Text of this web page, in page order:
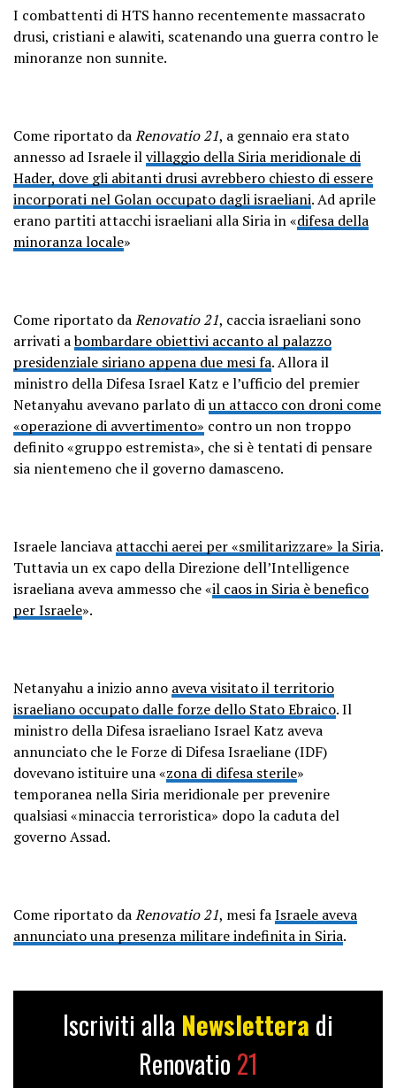
I combattenti di HTS hanno recentemente massacrato
drusi, cristiani e alawiti, scatenando una guerra contro le
minoranze non sunnite.
Come riportato daRenovatio 21, a gennaio era stato
annesso ad Israele ilvillaggio della Siria meridionale di
Hader, dove gli abitanti drusi avrebbero chiesto di essere
incorporati nel Golan occupato dagli israeliani. Ad aprile
erano partiti attacchi israeliani alla Siria in «difesa della
minoranza locale»
Come riportato daRenovatio 21, caccia israeliani sono
arrivati abombardare obiettivi accanto al palazzo
presidenziale siriano appena due mesi fa. Allora il
ministro della Difesa Israel Katz e l’ufficio del premier
Netanyahu avevano parlato diun attacco con droni come
«operazione di avvertimento» contro un non troppo
definito «gruppo estremista», che si è tentati di pensare
sia nientemeno che il governo damasceno.
Israele lanciava attacchi aerei per «smilitarizzare» la Siria.
Tuttavia un ex capo della Direzione dell’Intelligence
israeliana aveva ammesso che «il caos in Siria è benefico
per Israele».
Netanyahu a inizio anno aveva visitato il territorio
israeliano occupato dalle forze dello Stato Ebraico. Il
ministro della Difesa israeliano Israel Katz aveva
annunciato che le Forze di Difesa Israeliane (IDF)
dovevano istituire una «zona di difesa sterile»
temporanea nella Siria meridionale per prevenire
qualsiasi «minaccia terroristica» dopo la caduta del
governo Assad.
Come riportato daRenovatio 21, mesi faIsraele aveva
annunciato una presenza militare indefinita in Siria.
Iscriviti alla Newslettera di
Renovatio 21